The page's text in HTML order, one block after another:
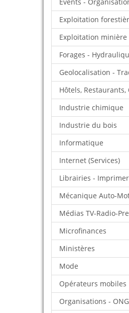
Exploitation
Exploitation minière
Forages -
Geolocalisation -
Hôtels, Restaurants,
Industrie chimique
Industrie du bois
Informatique
Internet (Services)
Librairies -
Mécanique Auto-
Médias TV-Radio-
Microfinances
Ministères
Mode
Opérateurs mobiles
Organisations - ONG